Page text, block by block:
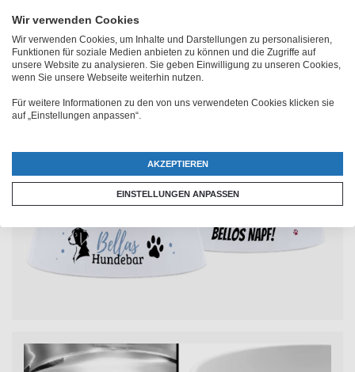
trägt, triffst du garantiert ins Schwarze.
Denn Liebe geht bekanntlich durch den Magen - so
kannst du auch deiner Fellnase zeigen wie wichtig sie dir
ist.
Wir verwenden Cookies
Wir verwenden Cookies, um Inhalte und Darstellungen zu personalisieren,
Funktionen für soziale Medien anbieten zu können und die Zugriffe auf
unsere Website zu analysieren. Sie geben Einwilligung zu unseren Cookies,
wenn Sie unsere Webseite weiterhin nutzen.
Für weitere Informationen zu den von uns verwendeten Cookies klicken sie
auf „Einstellungen anpassen“.
AKZEPTIEREN
EINSTELLUNGEN ANPASSEN